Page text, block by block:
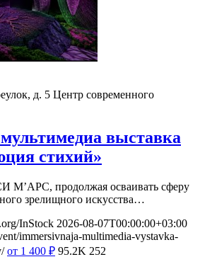
д. 5 Центр современного
выставка
стихий»
М’АРС, продолжая осваивать сферу
зрелищного искусства…
InStock 2026-08-07T00:00:00+03:00
immersivnaja-multimedia-vystavka-
от 1 400 ₽ 95.2K 252